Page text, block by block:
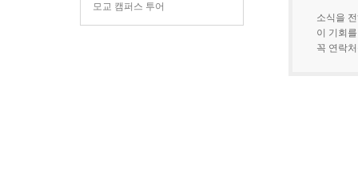
모교 캠퍼스 투어
소식을
이 기회
꼭 연락